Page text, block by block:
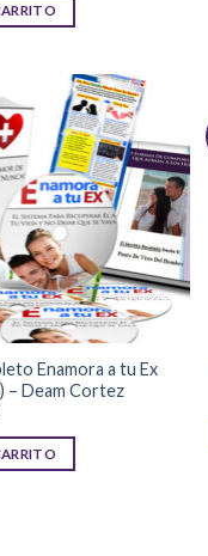
Enamora a tu Ex
– Deam Cortez